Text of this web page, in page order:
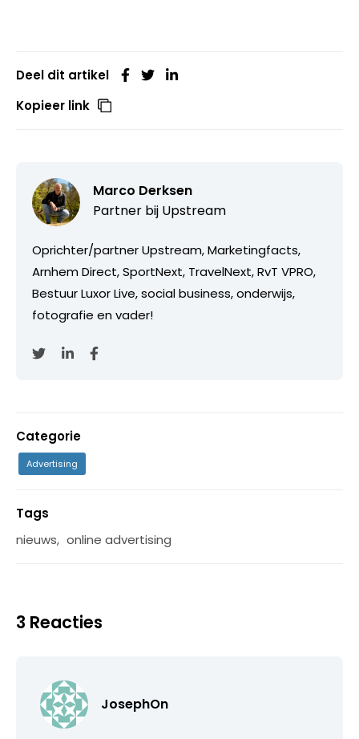
Deel dit artikel
Kopieer link
Marco Derksen
Partner bij Upstream
Oprichter/partner Upstream, Marketingfacts,
Arnhem Direct, SportNext, TravelNext, RvT VPRO,
Bestuur Luxor Live, social business, onderwijs,
fotografie en vader!
Categorie
Advertising
Tags
nieuws, online advertising
3 Reacties
JosephOn